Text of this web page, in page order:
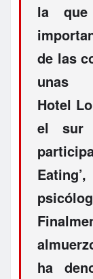
la
de las
unas
Hotel
el sur
ha